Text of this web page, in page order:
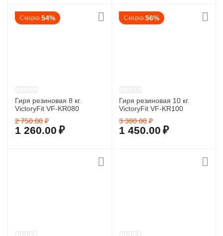
Скидка 54%
Гиря резиновая 8 кг.
VictoryFit VF-KR080
2 750.00 ₽
1 260.00 ₽
Скидка 56%
Гиря резиновая 10 кг.
VictoryFit VF-KR100
3 300.00 ₽
1 450.00 ₽